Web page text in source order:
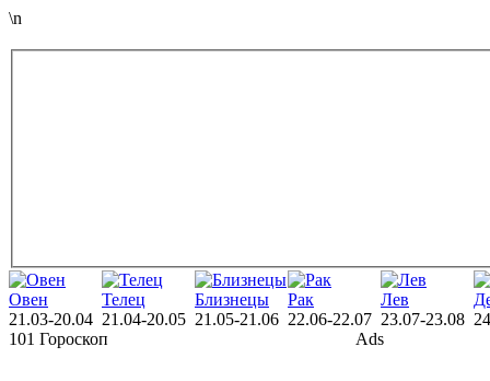
\n
Овен
21.03-20.04
Телец
21.04-20.05
Близнецы
21.05-21.06
Рак
22.06-22.07
Лев
23.07-23.08
101 Гороскоп
Ads